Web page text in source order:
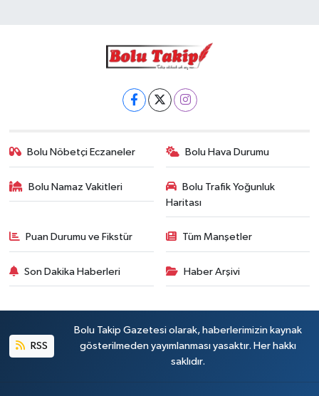
Bolu Nöbetçi Eczaneler Bolu Hava Durumu
Bolu Namaz Vakitleri
Bolu Trafik Yoğunluk
Haritası
Puan Durumu ve Fikstür Tüm Manşetler
Son Dakika Haberleri Haber Arşivi
RSS
Bolu Takip Gazetesi olarak, haberlerimizin kaynak
gösterilmeden yayımlanması yasaktır. Her hakkı
saklıdır.